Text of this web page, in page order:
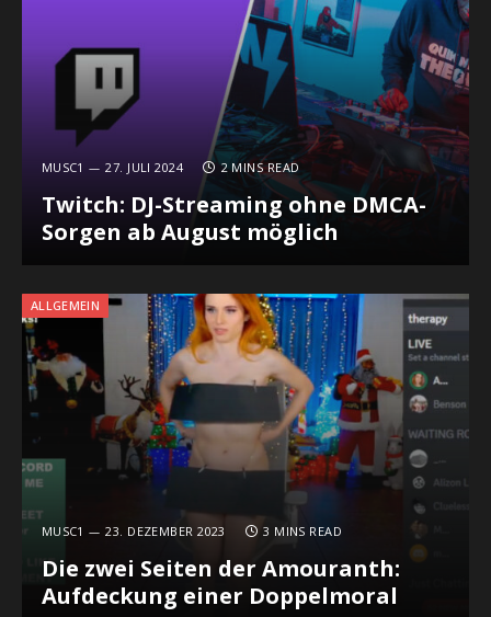
MUSC1 27. JULI 2024 2 MINS READ
Twitch: DJ-Streaming ohne DMCA-
Sorgen ab August möglich
ALLGEMEIN
MUSC1 23. DEZEMBER 2023 3 MINS READ
Die zwei Seiten der Amouranth:
Aufdeckung einer Doppelmoral